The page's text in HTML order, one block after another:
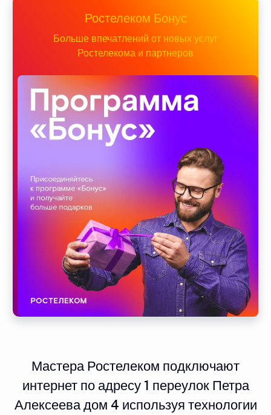
Ростелеком Бонус
Больше впечатлений от новых услуг
Ростелекома и партнеров
Мастера Ростелеком подключают
интернет по адресу 1 переулок Петра
Алексеева дом 4 используя технологии